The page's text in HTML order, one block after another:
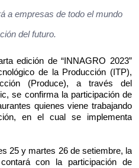
a empresas de todo el mundo
del futuro.
edición de “INNAGRO 2023”
de la Producción (ITP),
(Produce), a través del
se confirma la participación de
quienes viene trabajando
en el cual se implementa
25 y martes 26 de setiembre, la
con la participación de